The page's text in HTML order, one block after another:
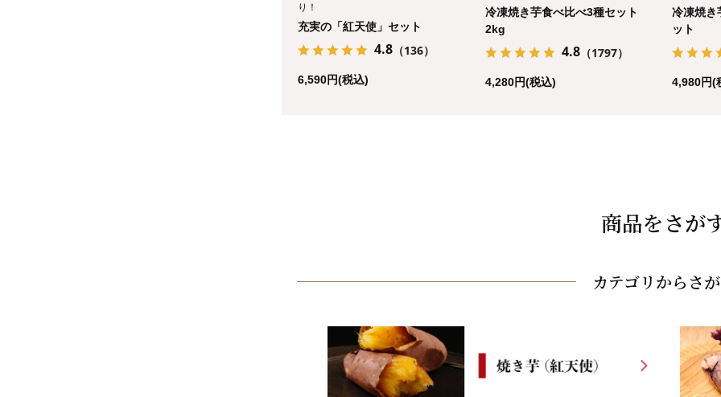
り！
充実の「紅天使」セット
4.8 （136）
6,590円(税込)
冷凍焼き芋食べ比べ3種セット
2kg
4.8（1797）
4,280円(税込)
冷凍焼き
ット
4,980円(
商品をさが
カテゴリからさ